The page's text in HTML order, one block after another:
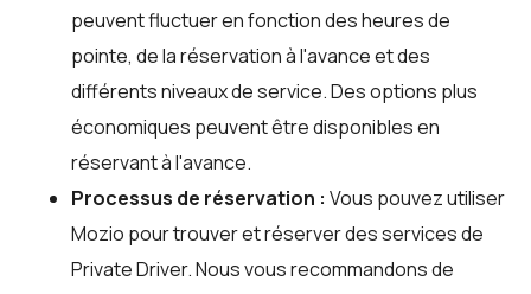
peuvent fluctuer en fonction des heures de
pointe, de la réservation à l'avance et des
différents niveaux de service. Des options plus
économiques peuvent être disponibles en
réservant à l'avance.
Processus de réservation : Vous pouvez utiliser
Mozio pour trouver et réserver des services de
Private Driver. Nous vous recommandons de